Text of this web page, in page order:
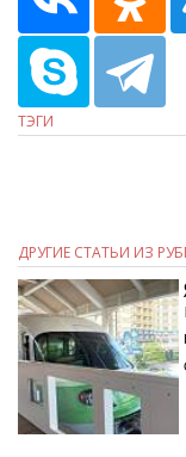
ТЭГИ
ДРУГИЕ СТАТЬИ ИЗ